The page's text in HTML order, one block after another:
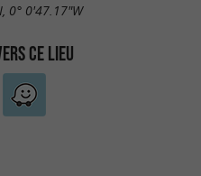
0° 0'47.17"W
CE LIEU